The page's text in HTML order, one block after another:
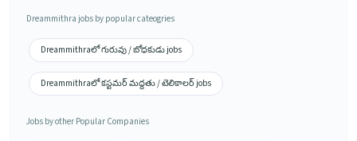
Dreammithra jobs by popular cateogries
Dreammithraలో గురువు / బోధకుడు jobs
Dreammithraలో కస్టమర్ మద్దతు / టెలికాలర్ jobs
Jobs by other Popular Companies